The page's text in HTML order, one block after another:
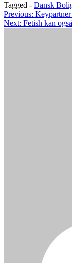
Tagged - Dansk
Previous:
Next: Fetish kan